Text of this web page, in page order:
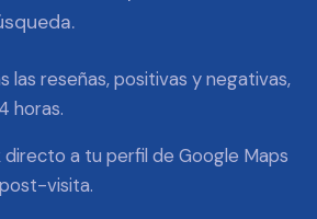
las reseñas, positivas y negativas,
horas.
directo a tu perfil de Google Maps
visita.